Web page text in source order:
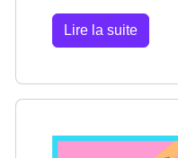
Lire la suite